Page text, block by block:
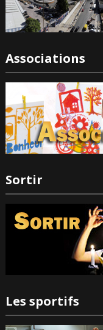
Associations
Sortir
Les sportifs